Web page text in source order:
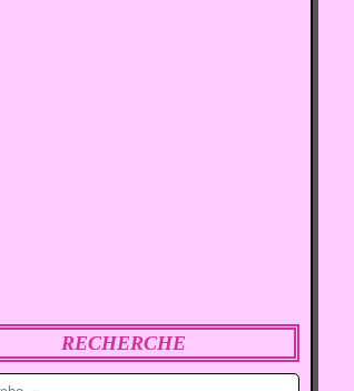
RECHERCHE